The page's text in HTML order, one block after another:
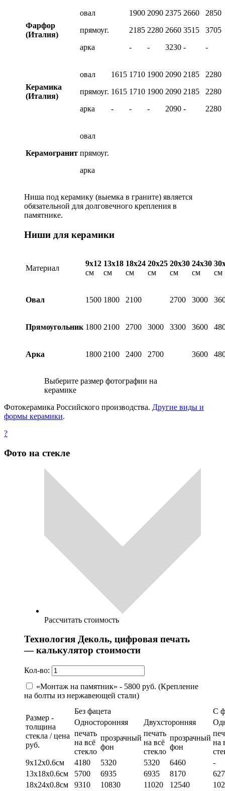
Фарфор
(Италия)
овал
прямоуг.
арка
1900
2185
-
2090
2280
-
2375
2660
3230
2660
3515
-
2850
3705
-
Керамика
(Италия)
овал
прямоуг.
арка
1615
1615
-
1710
1710
-
1900
1900
-
2090
2090
2090
2185
2185
-
2280
2280
2280
Керамогранит
овал
прямоуг.
арка
Ниша под керамику (выемка в граните) является
обязательной для долговечного крепления в
памятнике.
Ниши для керамики
Материал
9х12
см
13х18
см
18х24
см
20х25
см
20х30
см
24х30
см
см
Овал 1500 1800 2100 2700 3000
Прямоугольник 1800 2100 2700 3000 3300 3600
Арка 1800 2100 2400 2700 3600
Выберите размер фотографии на
керамике
Фотокерамика Российского производства. Другие виды и
формы керамики.
?
Фото на стекле
Рассчитать стоимость
Технология Деколь, цифровая печать
— калькулятор стоимости
Кол-во:
«Монтаж на памятник» - 5800 руб. (Крепление
на болты из нержавеющей стали)
Размер -
толщина
стекла / цена
руб.
Без фацета
С
Односторонняя
Двухсторонняя
печать
на всё
стекло
прозрачный
фон
печать
на всё
стекло
прозрачный
фон
на
9х12х0.6см
4180 5320 5320 6460
-
13х18х0.6см
5700 6935 6935 8170
18х24х0.8см
9310 10830 11020 12540